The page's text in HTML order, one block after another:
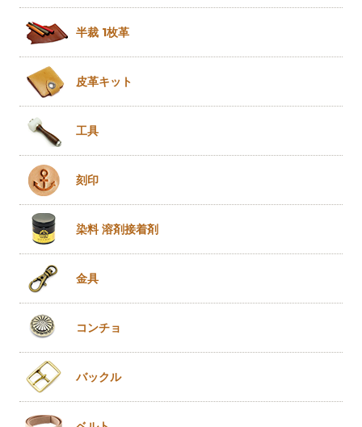
半裁 1枚革
皮革キット
工具
刻印
染料 溶剤接着剤
金具
コンチョ
バックル